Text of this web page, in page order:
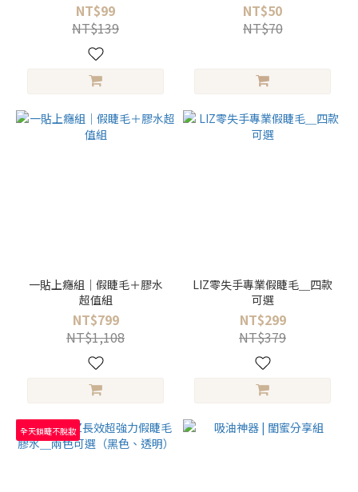
NT$99
NT$139
NT$50
NT$70
一貼上癮組｜假睫毛＋膠水
超值組
NT$799
NT$1,108
LIZ零失手專業假睫毛＿四款
可選
NT$299
NT$379
全天鎖睫不脫妝